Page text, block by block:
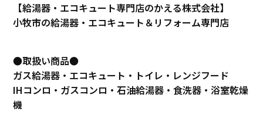
【給湯器・エコキュート専門店のかえる株式会社】
小牧市の給湯器・エコキュート＆リフォーム専門店
●取扱い商品●
ガス給湯器・エコキュート・トイレ・レンジフード
IHコンロ・ガスコンロ・石油給湯器・食洗器・浴室乾燥
機